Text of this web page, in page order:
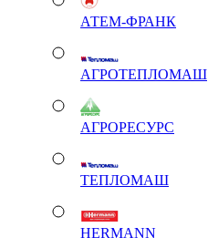
АТЕМ-ФРАНК
АГРОТЕПЛОМАШ
АГРОРЕСУРС
ТЕПЛОМАШ
HERMANN